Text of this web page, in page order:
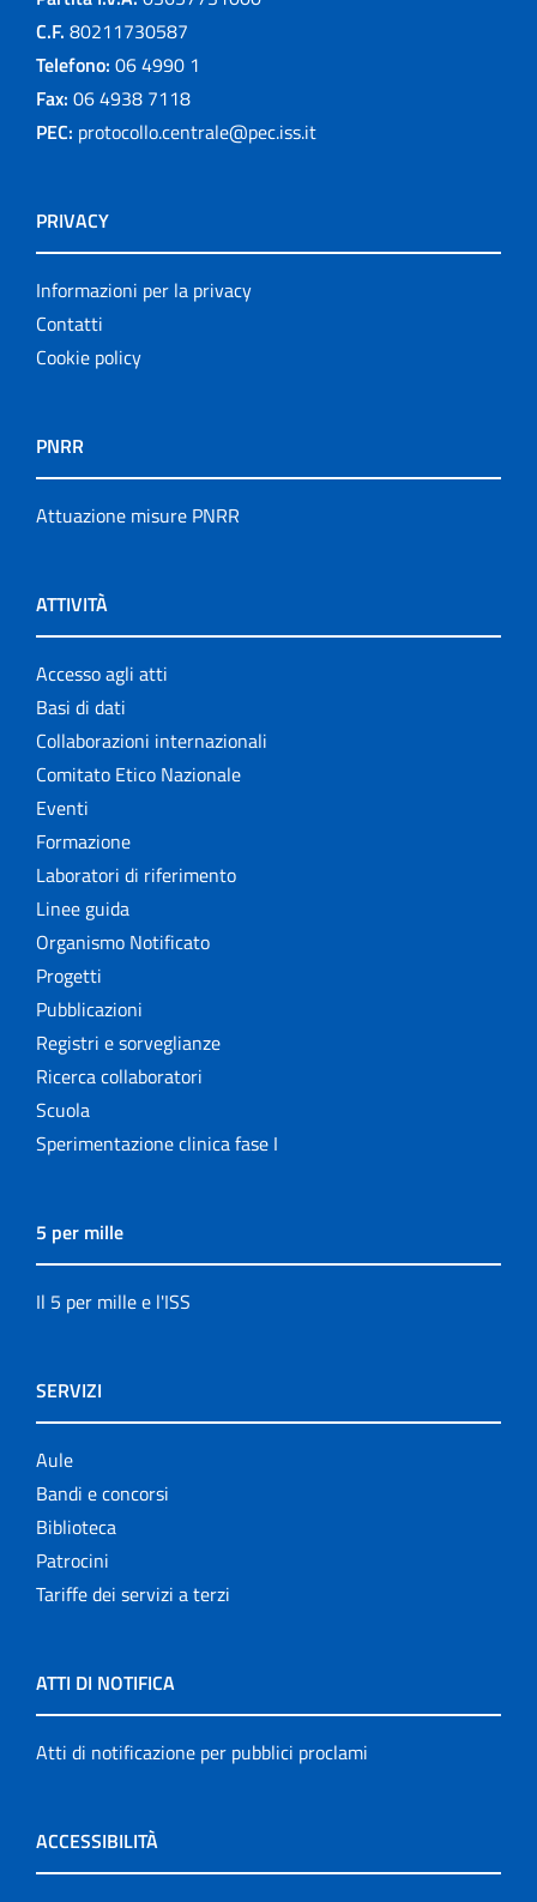
C.F. 80211730587
Telefono: 06 4990 1
Fax: 06 4938 7118
PEC: protocollo.centrale@pec.iss.it
PRIVACY
Informazioni per la privacy
Contatti
Cookie policy
PNRR
Attuazione misure PNRR
ATTIVITÀ
Accesso agli atti
Basi di dati
Collaborazioni internazionali
Comitato Etico Nazionale
Eventi
Formazione
Laboratori di riferimento
Linee guida
Organismo Notificato
Progetti
Pubblicazioni
Registri e sorveglianze
Ricerca collaboratori
Scuola
Sperimentazione clinica fase I
5 per mille
Il 5 per mille e l'ISS
SERVIZI
Aule
Bandi e concorsi
Biblioteca
Patrocini
Tariffe dei servizi a terzi
ATTI DI NOTIFICA
Atti di notificazione per pubblici proclami
ACCESSIBILITÀ